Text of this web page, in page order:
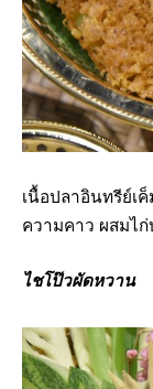
เนื้อปลาอินทรีย์เ
ความคาว ผสมไ
ไชโป๊วผัดหวาน